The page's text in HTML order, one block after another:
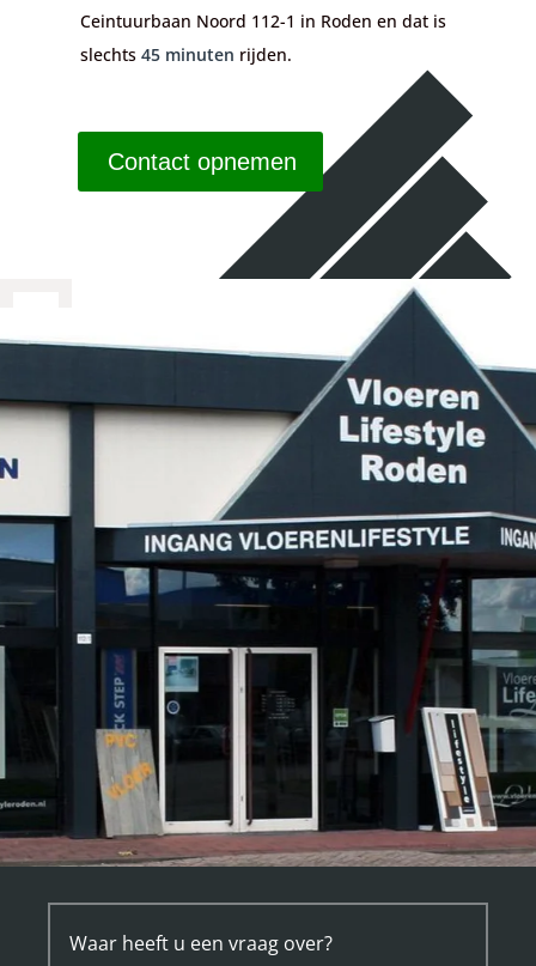
Ceintuurbaan Noord 112-1 in Roden en dat is
slechts 45 minuten rijden.
Contact opnemen